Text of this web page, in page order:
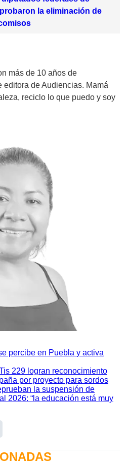
la eliminación de
más de 10 años de
de Audiencias. Mamá
reciclo lo que puedo y soy
percibe en Puebla y activa
229 logran reconocimiento
por proyecto para sordos
la suspensión de
2026: “la educación está muy